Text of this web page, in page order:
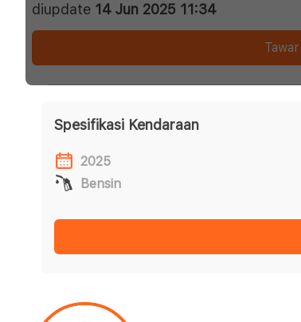
diupdate 14 Jun 2025 11:34
Tawar
Spesifikasi Kendaraan
2025
Bensin